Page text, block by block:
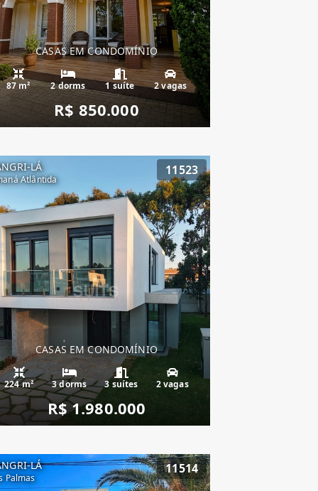
CASAS EM CONDOMÍNIO
87 m² 2 dorms 1 suíte 2 vagas
R$ 850.000
LÁ
Atlântida
11523
CASAS EM CONDOMÍNIO
224 m² 3 dorms 3 suítes 2 vagas
R$ 1.980.000
LÁ
Palmas
11514